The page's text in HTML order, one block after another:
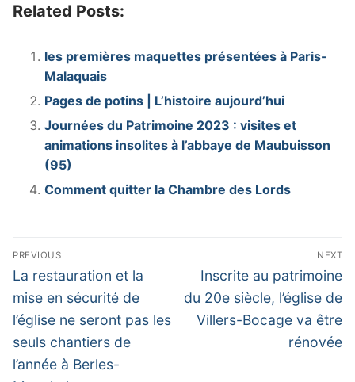
Related Posts:
les premières maquettes présentées à Paris-
Malaquais
Pages de potins | L’histoire aujourd’hui
Journées du Patrimoine 2023 : visites et
animations insolites à l’abbaye de Maubuisson
(95)
Comment quitter la Chambre des Lords
Navigation
de
l’article
PREVIOUS
Previous
post:
La restauration et la
mise en sécurité de
l’église ne seront pas les
seuls chantiers de
l’année à Berles-
NEXT
Next
post:
Inscrite au patrimoine
du 20e siècle, l’église de
Villers-Bocage va être
rénovée